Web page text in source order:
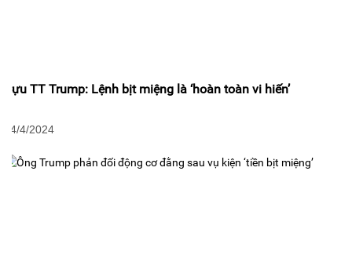
Cựu TT Trump: Lệnh bịt miệng là ‘hoàn toàn vi hiến’
24/4/2024